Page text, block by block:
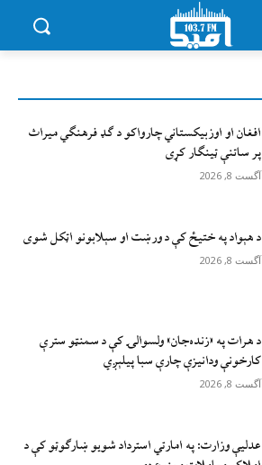
افغان او اوزبیکستاني چارواکو د ګډ فرهنګي میراث
پر ساتنې ټینګار کړی
آگست 8, 2026
د هېواد په ختیځ کې د ورښت او سېلابونو اټکل شوی
آگست 8, 2026
د هرات په «زنده‌جان» ولسوالۍ کې د سمنټو سترې
کارخونې ودانیزې چارې سبا پیلېږي
آگست 8, 2026
عدلیې وزارت: په امارتي استرداد شویو ښارګوټو کې د